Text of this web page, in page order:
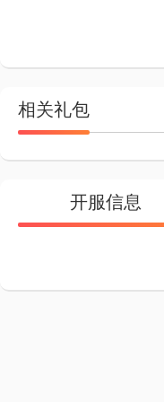
相关礼包
开服信息